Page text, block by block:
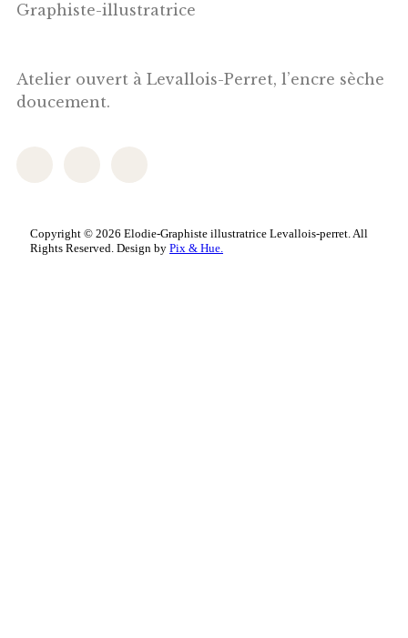
Graphiste-illustratrice
Atelier ouvert à Levallois-Perret, l’encre sèche
doucement.
Copyright © 2026 Elodie-Graphiste illustratrice Levallois-perret. All
Rights Reserved. Design by Pix & Hue.